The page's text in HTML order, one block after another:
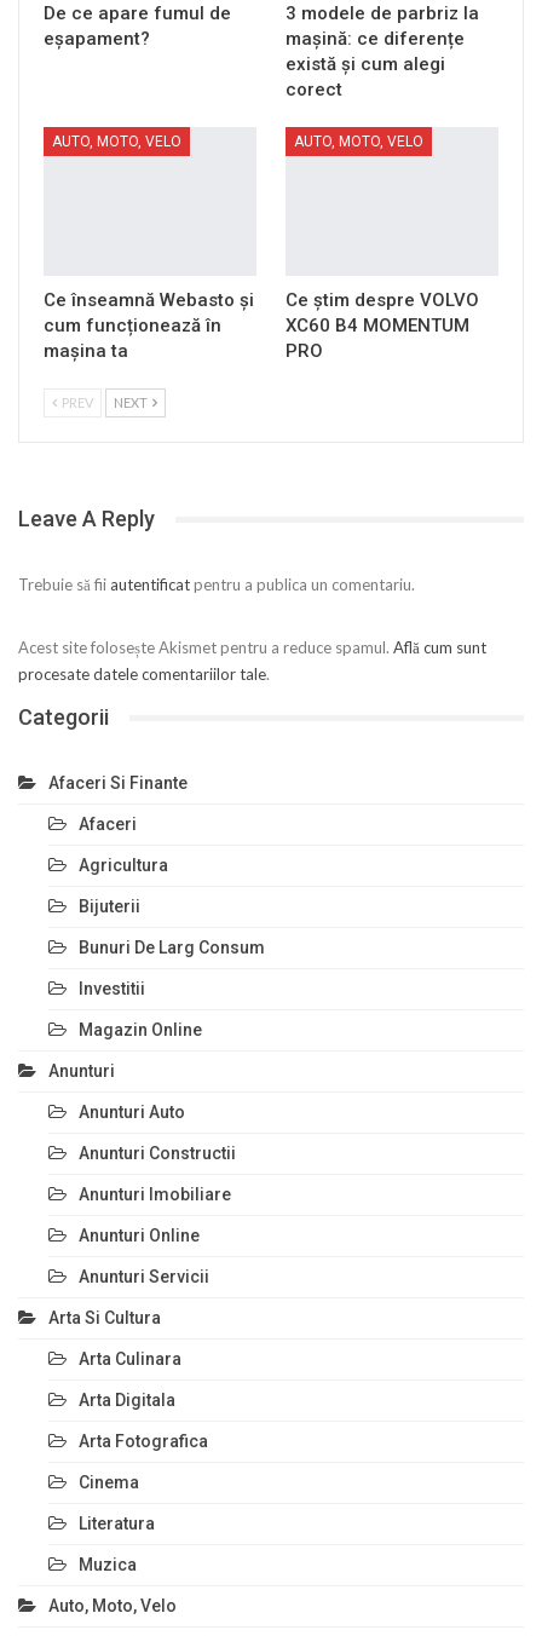
De ce apare fumul de
eșapament?
3 modele de parbriz la
mașină: ce diferențe
există și cum alegi
corect
AUTO, MOTO, VELO
Ce înseamnă Webasto și
cum funcționează în
mașina ta
AUTO, MOTO, VELO
Ce știm despre VOLVO
XC60 B4 MOMENTUM
PRO
PREV NEXT
Leave A Reply
Trebuie să fii autentificatpentru a publica un comentariu.
Acest site folosește Akismet pentru a reduce spamul. Află cum sunt
procesate datele comentariilor tale.
Categorii
Afaceri Si Finante
Afaceri
Agricultura
Bijuterii
Bunuri De Larg Consum
Investitii
Magazin Online
Anunturi
Anunturi Auto
Anunturi Constructii
Anunturi Imobiliare
Anunturi Online
Anunturi Servicii
Arta Si Cultura
Arta Culinara
Arta Digitala
Arta Fotografica
Cinema
Literatura
Muzica
Auto, Moto, Velo